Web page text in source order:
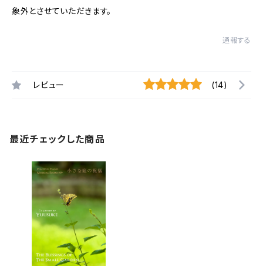
象外とさせていただきます。
通報する
レビュー (14)
最近チェックした商品